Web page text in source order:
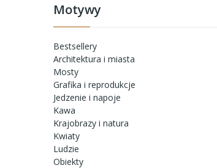
Motywy
Bestsellery
Architektura i miasta
Mosty
Grafika i reprodukcje
Jedzenie i napoje
Kawa
Krajobrazy i natura
Kwiaty
Ludzie
Obiekty